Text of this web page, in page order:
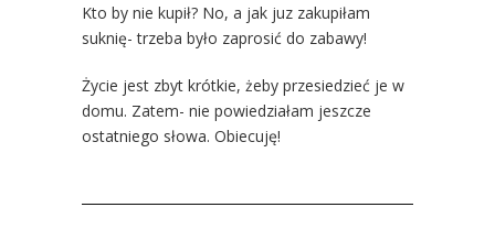
Kto by nie kupił? No, a jak juz zakupiłam
suknię- trzeba było zaprosić do zabawy!
Życie jest zbyt krótkie, żeby przesiedzieć je w
domu. Zatem- nie powiedziałam jeszcze
ostatniego słowa. Obiecuję!